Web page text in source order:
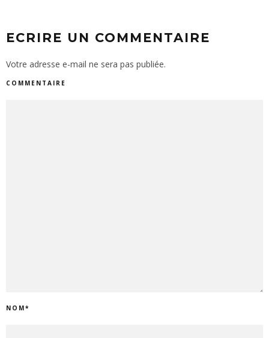
ECRIRE UN COMMENTAIRE
Votre adresse e-mail ne sera pas publiée.
COMMENTAIRE
NOM*